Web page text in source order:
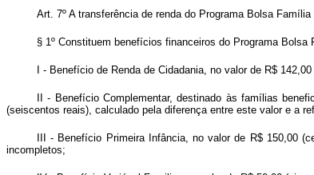
Art. 7º A transferência de renda do Programa Bolsa
§ 1º Constituem benefícios financeiros do Programa Bolsa
I - Benefício de Renda de Cidadania, no valor de R$
II - Benefício Complementar, destinado às famílias
(seiscentos reais), calculado pela diferença entre este valor e a
III - Benefício Primeira Infância, no valor de R$ 150,00
incompletos;